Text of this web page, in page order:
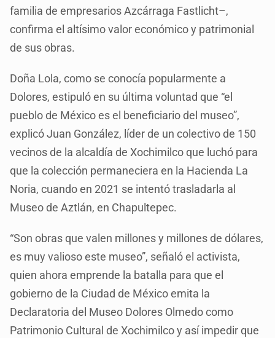
familia de empresarios Azcárraga Fastlicht–,
confirma el altísimo valor económico y patrimonial
de sus obras.
Doña Lola, como se conocía popularmente a
Dolores, estipuló en su última voluntad que “el
pueblo de México es el beneficiario del museo”,
explicó Juan González, líder de un colectivo de 150
vecinos de la alcaldía de Xochimilco que luchó para
que la colección permaneciera en la Hacienda La
Noria, cuando en 2021 se intentó trasladarla al
Museo de Aztlán, en Chapultepec.
“Son obras que valen millones y millones de dólares,
es muy valioso este museo”, señaló el activista,
quien ahora emprende la batalla para que el
gobierno de la Ciudad de México emita la
Declaratoria del Museo Dolores Olmedo como
Patrimonio Cultural de Xochimilco y así impedir que